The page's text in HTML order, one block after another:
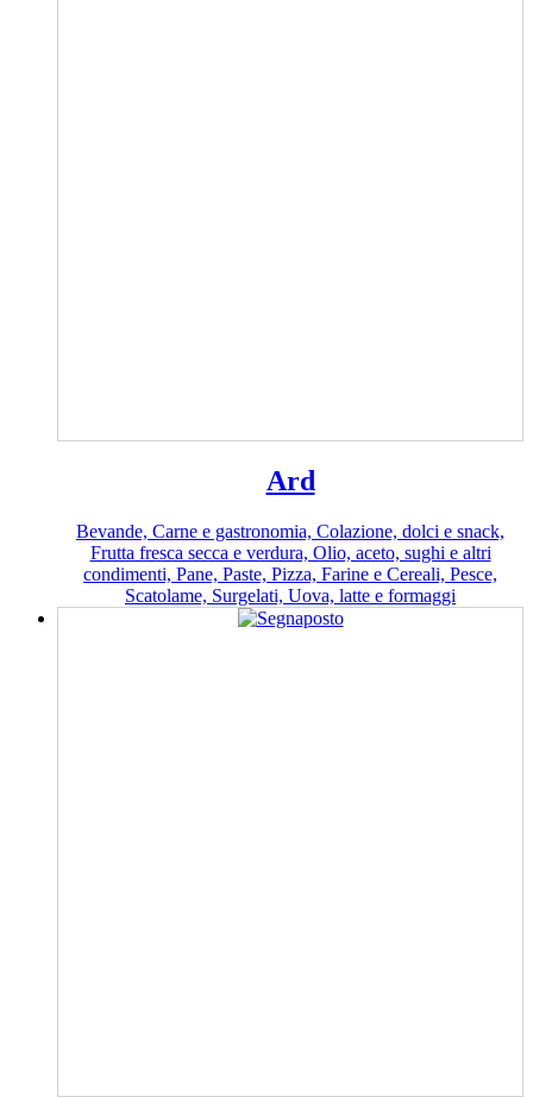
Ard
Bevande, Carne e gastronomia, Colazione, dolci e snack,
Frutta fresca secca e verdura, Olio, aceto, sughi e altri
condimenti, Pane, Paste, Pizza, Farine e Cereali, Pesce,
Scatolame, Surgelati, Uova, latte e formaggi